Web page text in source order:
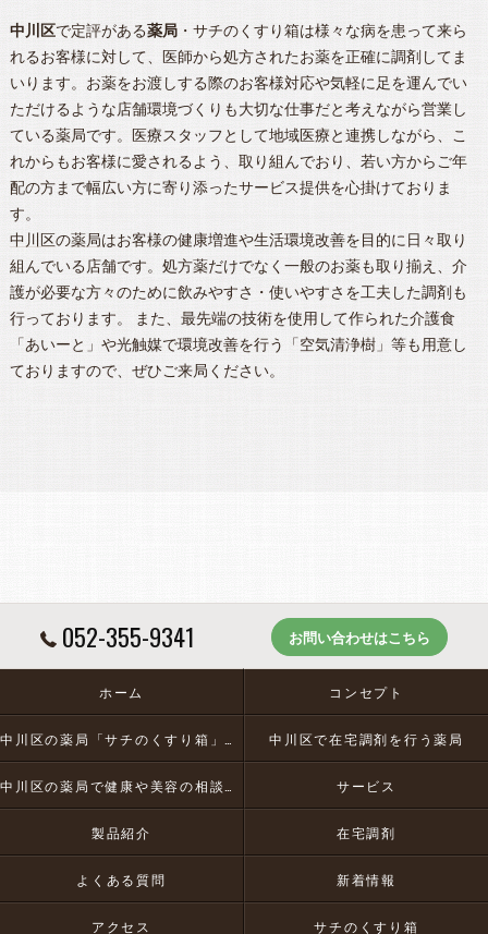
中川区で定評がある薬局・サチのくすり箱は様々な病を患って来ら
れるお客様に対して、医師から処方されたお薬を正確に調剤してま
いります。お薬をお渡しする際のお客様対応や気軽に足を運んでい
ただけるような店舗環境づくりも大切な仕事だと考えながら営業し
ている薬局です。医療スタッフとして地域医療と連携しながら、こ
れからもお客様に愛されるよう、取り組んでおり、若い方からご年
配の方まで幅広い方に寄り添ったサービス提供を心掛けておりま
す。
中川区の薬局はお客様の健康増進や生活環境改善を目的に日々取り
組んでいる店舗です。処方薬だけでなく一般のお薬も取り揃え、介
護が必要な方々のために飲みやすさ・使いやすさを工夫した調剤も
行っております。 また、最先端の技術を使用して作られた介護食
「あいーと」や光触媒で環境改善を行う「空気清浄樹」等も用意し
ておりますので、ぜひご来局ください。
052-355-9341 お問い合わせはこちら
ホーム コンセプト
中川区で在宅調剤を行う薬局
サービス
製品紹介 在宅調剤
よくある質問 新着情報
アクセス サチのくすり箱